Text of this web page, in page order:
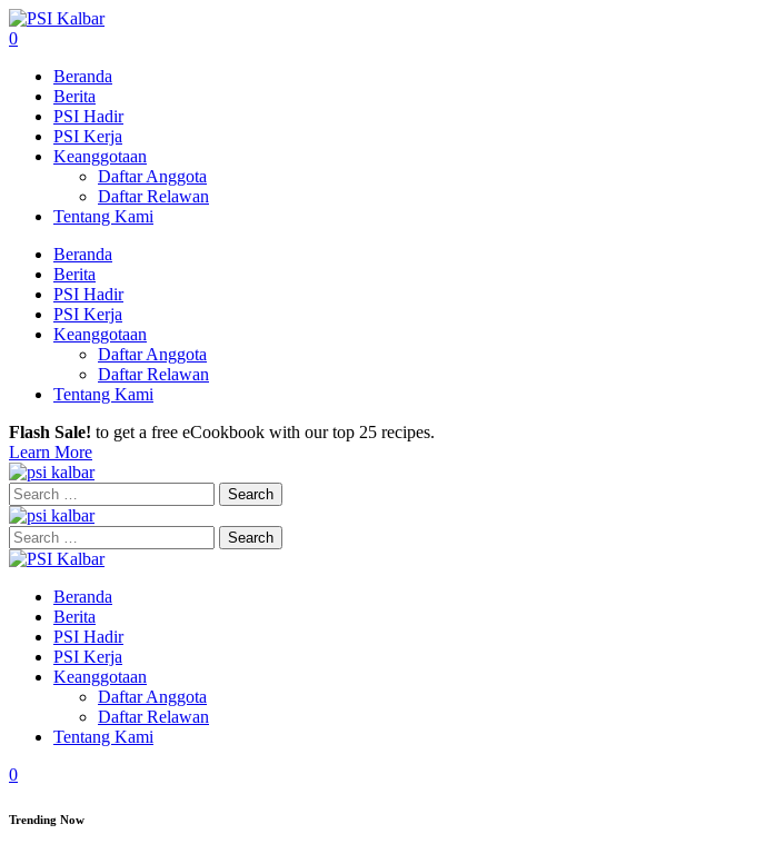
0
Beranda
Berita
PSI Hadir
PSI Kerja
Keanggotaan
Daftar Anggota
Daftar Relawan
Tentang Kami
Beranda
Berita
PSI Hadir
PSI Kerja
Keanggotaan
Daftar Anggota
Daftar Relawan
Tentang Kami
Flash Sale! to get a free eCookbook with our top 25 recipes.
Learn More
Search
for:
Search
for:
Beranda
Berita
PSI Hadir
PSI Kerja
Keanggotaan
Daftar Anggota
Daftar Relawan
Tentang Kami
0
Trending Now